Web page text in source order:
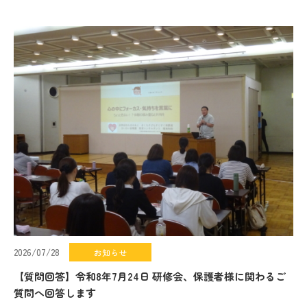
2026/07/28 お知らせ
【質問回答】令和8年7月24日 研修会、保護者様に関わるご
質問へ回答します